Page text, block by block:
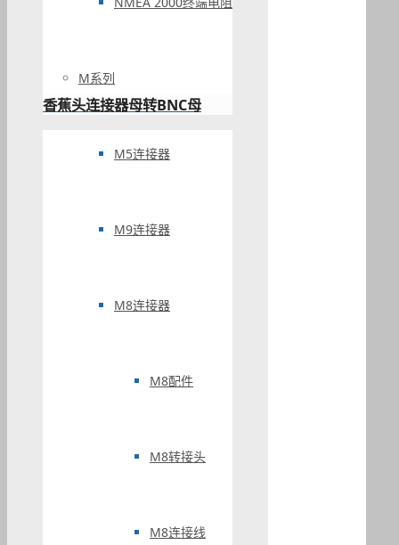
M系列
M5连接器
M9连接器
M8连接器
M8配件
M8转接头
M8连接线
香蕉头连接器母转BNC母